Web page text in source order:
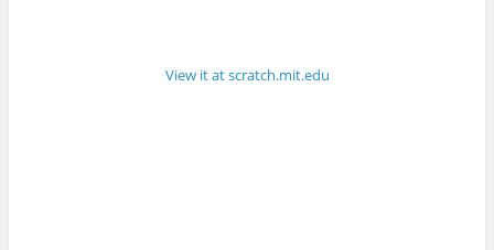
View it at scratch.mit.edu